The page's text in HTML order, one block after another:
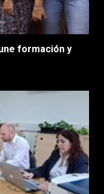
formación y